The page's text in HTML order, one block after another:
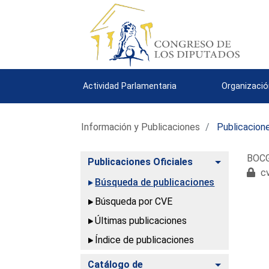
Actividad Parlamentaria
Información y Publicaciones
Publicaciones Oficiales
Alternar
Búsqueda de publicaciones
Búsqueda por CVE
Últimas publicaciones
Índice de publicaciones
Catálogo de Alternar